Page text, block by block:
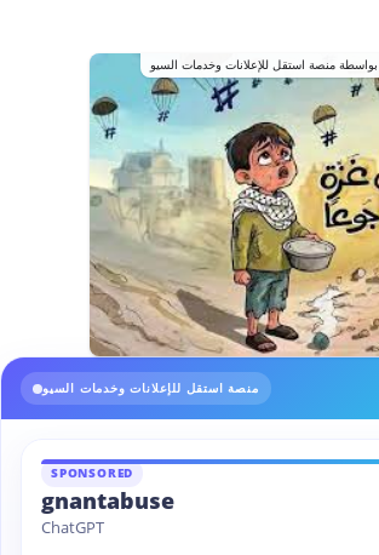
بواسطة منصة استقل للإعلانات وخدمات السيو
منصة استقل للإعلانات وخدمات السيو
SPONSORED
gnantabuse
ChatGPT